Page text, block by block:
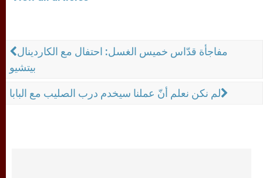
مفاجأة قدّاس خميس الغسل: احتفال مع الكاردينال
بيتشيو
لم نكن نعلم أنّ عملنا سيخدم درب الصليب مع البابا